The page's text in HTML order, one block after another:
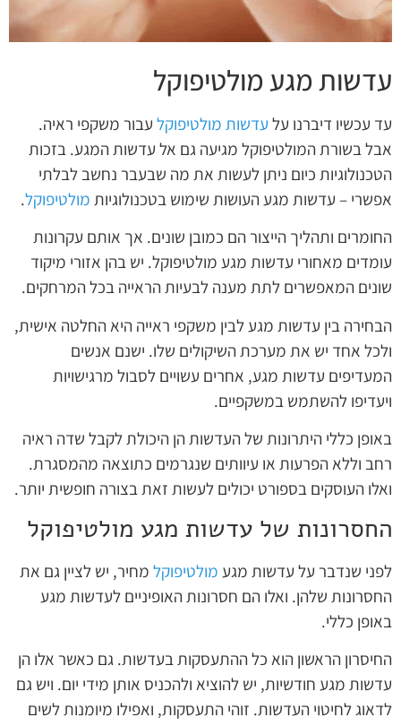
עדשות מגע מולטיפוקל
עד עכשיו דיברנו על עדשות מולטיפוקל עבור משקפי ראיה.
אבל בשורת המולטיפוקל מגיעה גם אל עדשות המגע. בזכות
הטכנולוגיות כיום ניתן לעשות את מה שבעבר נחשב לבלתי
אפשרי – עדשות מגע העושות שימוש בטכנולוגיות מולטיפוקל.
החומרים ותהליך הייצור הם כמובן שונים. אך אותם עקרונות
עומדים מאחורי עדשות מגע מולטיפוקל. יש בהן אזורי מיקוד
שונים המאפשרים לתת מענה לבעיות הראייה בכל המרחקים.
הבחירה בין עדשות מגע לבין משקפי ראייה היא החלטה אישית,
ולכל אחד יש את מערכת השיקולים שלו. ישנם אנשים
המעדיפים עדשות מגע, אחרים עשויים לסבול מרגישויות
ויעדיפו להשתמש במשקפיים.
באופן כללי היתרונות של העדשות הן היכולת לקבל שדה ראיה
רחב וללא הפרעות או עיוותים שנגרמים כתוצאה מהמסגרת.
ואלו העוסקים בספורט יכולים לעשות זאת בצורה חופשית יותר.
החסרונות של עדשות מגע מולטיפוקל
לפני שנדבר על עדשות מגע מולטיפוקל מחיר, יש לציין גם את
החסרונות שלהן. ואלו הם חסרונות האופיניים לעדשות מגע
באופן כללי.
החיסרון הראשון הוא כל ההתעסקות בעדשות. גם כאשר אלו הן
עדשות מגע חודשיות, יש להוציא ולהכניס אותן מידי יום. ויש גם
לדאוג לחיטוי העדשות. זוהי התעסקות, ואפילו מיומנות לשים